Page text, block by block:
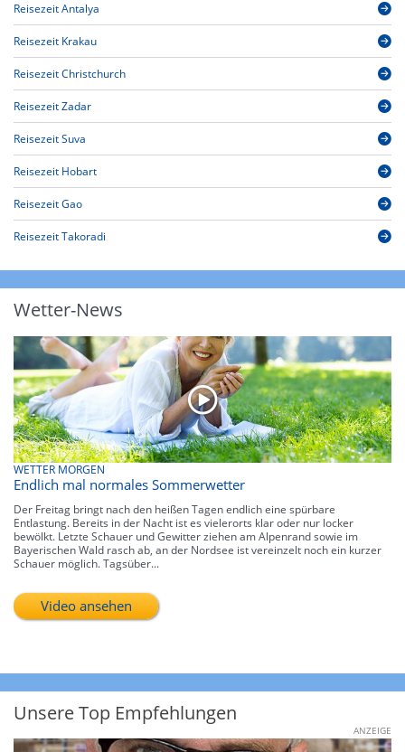
Reisezeit Antalya
Reisezeit Krakau
Reisezeit Christchurch
Reisezeit Zadar
Reisezeit Suva
Reisezeit Hobart
Reisezeit Gao
Reisezeit Takoradi
Wetter-News
WETTER MORGEN
Endlich mal normales Sommerwetter
Der Freitag bringt nach den heißen Tagen endlich eine spürbare
Entlastung. Bereits in der Nacht ist es vielerorts klar oder nur locker
bewölkt. Letzte Schauer und Gewitter ziehen am Alpenrand sowie im
Bayerischen Wald rasch ab, an der Nordsee ist vereinzelt noch ein kurzer
Schauer möglich. Tagsüber...
Video ansehen
Unsere Top Empfehlungen
ANZEIGE